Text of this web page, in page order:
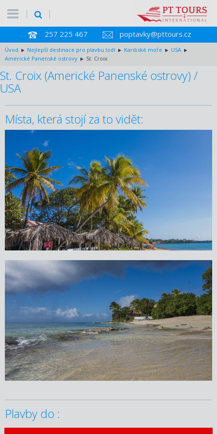
257 225 467 poptavky@pttours.cz
Úvod Nejlepší destinace pro plavbu lodí Karibské moře
USA
Americké Panenské ostrovy
St. Croix
St. Croix (Americké Panenské ostrovy) /
USA
Místa, která stojí za to vidět:
Plavby do :